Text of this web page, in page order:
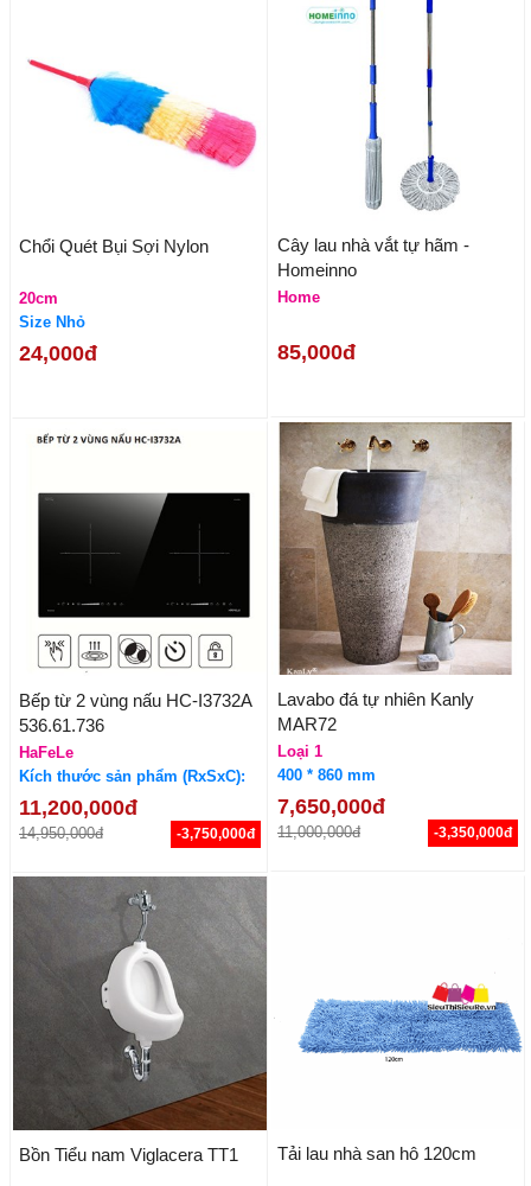
Chổi Quét Bụi Sợi Nylon
20cm
Size Nhỏ
24,000đ
Cây lau nhà vắt tự hãm -
Homeinno
Home
85,000đ
Bếp từ 2 vùng nấu HC-I3732A
536.61.736
HaFeLe
Kích thước sản phẩm (RxSxC):
730R x 430S x 82C
11,200,000đ
14,950,000đ -3,750,000đ
Lavabo đá tự nhiên Kanly
MAR72
Loại 1
400 * 860 mm
7,650,000đ
11,000,000đ -3,350,000đ
Bồn Tiểu nam Viglacera TT1 Tải lau nhà san hô 120cm